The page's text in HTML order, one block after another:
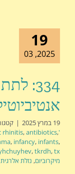
19
2025, 03
334:
19 במרץ 2025 |
'hbeu
rhinitis,antibiotics,
, infancy, infants,
,tkrdh,tx
מיקרוביום, נזלת אלרגית